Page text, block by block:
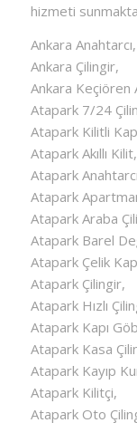
hizmeti
Ankara Anahtarcı,
Ankara Çilingir,
Ankara Keçiören
Atapark 7/24
Atapark Kilitli
Atapark Akıllı Kilit,
Atapark
Atapark
Atapark Araba
Atapark Barel
Atapark Çelik
Atapark Çilingir,
Atapark Hızlı
Atapark Kapı
Atapark Kasa
Atapark Kayıp
Atapark Kilitçi,
Atapark Oto